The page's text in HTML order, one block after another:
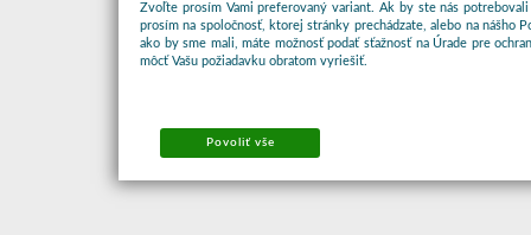
Zvoľte prosím Vami preferovaný variant. Ak by ste nás
prosím na spoločnosť, ktorej stránky prechádzate, alebo na nášho
ako by sme mali, máte možnosť podať sťažnosť na Úrade pre
môcť Vašu požiadavku obratom vyriešiť.
Povoliť vše